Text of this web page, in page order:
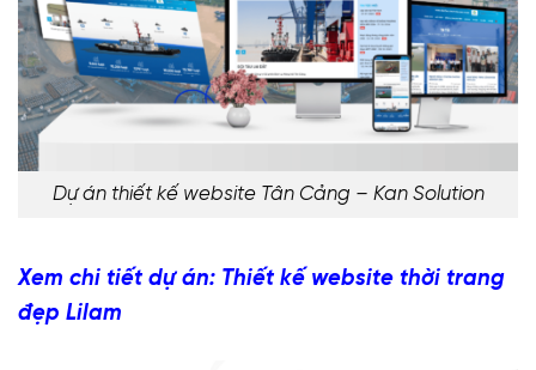
Dự án thiết kế website Tân Cảng – Kan Solution
Xem chi tiết dự án: Thiết kế website thời trang
đẹp Lilam